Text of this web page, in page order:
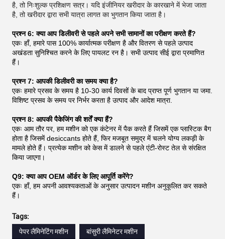
है, तो निःशुल्क प्रशिक्षण सत्र। यदि इंजीनियर खरीदार के कारखाने में भेजा जाता
है, तो खरीदार द्वारा सभी यात्रा लागत का भुगतान किया जाता है।
प्रश्न 6: क्या आप डिलीवरी से पहले अपने सभी सामानों का परीक्षण करते हैं?
एकः हाँ, हमारे पास 100% कार्यात्मक परीक्षण है और वितरण से पहले उत्पाद
अखंडता सुनिश्चित करने के लिए पायलट रन है। सभी उत्पाद सीई द्वारा प्रमाणित
हैं।
प्रश्न 7: आपकी डिलीवरी का समय क्या है?
एकः हमारे प्रसव के समय है 10-30 कार्य दिवसों के बाद प्राप्त पूर्ण भुगतान या जमा.
विशिष्ट प्रसव के समय पर निर्भर करता है उत्पाद और आदेश मात्रा.
प्रश्न 8: आपकी पैकेजिंग की शर्तें क्या हैं?
एकः आम तौर पर, हम मशीन को एक कंटेनर में पैक करते हैं जिसमें एक प्लास्टिक बैग
होता है जिसमें desiccants होते हैं, फिर मजबूत समुद्र में चलने योग्य लकड़ी के
मामले होते हैं। प्रत्येक मशीन को केस में डालने से पहले एंटी-रोस्ट तेल से संरक्षित
किया जाएगा।
Q9: क्या आप OEM ऑर्डर के लिए आपूर्ति करेंगे?
एकः हाँ, हम अपनी आवश्यकताओं के अनुसार उत्पादन मशीन अनुकूलित कर सकते
हैं।
Tags:
पेपर लैमिनेटिंग मशीन
बांसुरी लैमिनेटर मशीन